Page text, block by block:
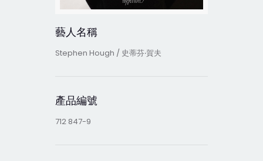
藝人名稱
Stephen Hough / 史蒂芬‧賀夫
產品編號
712 847-9